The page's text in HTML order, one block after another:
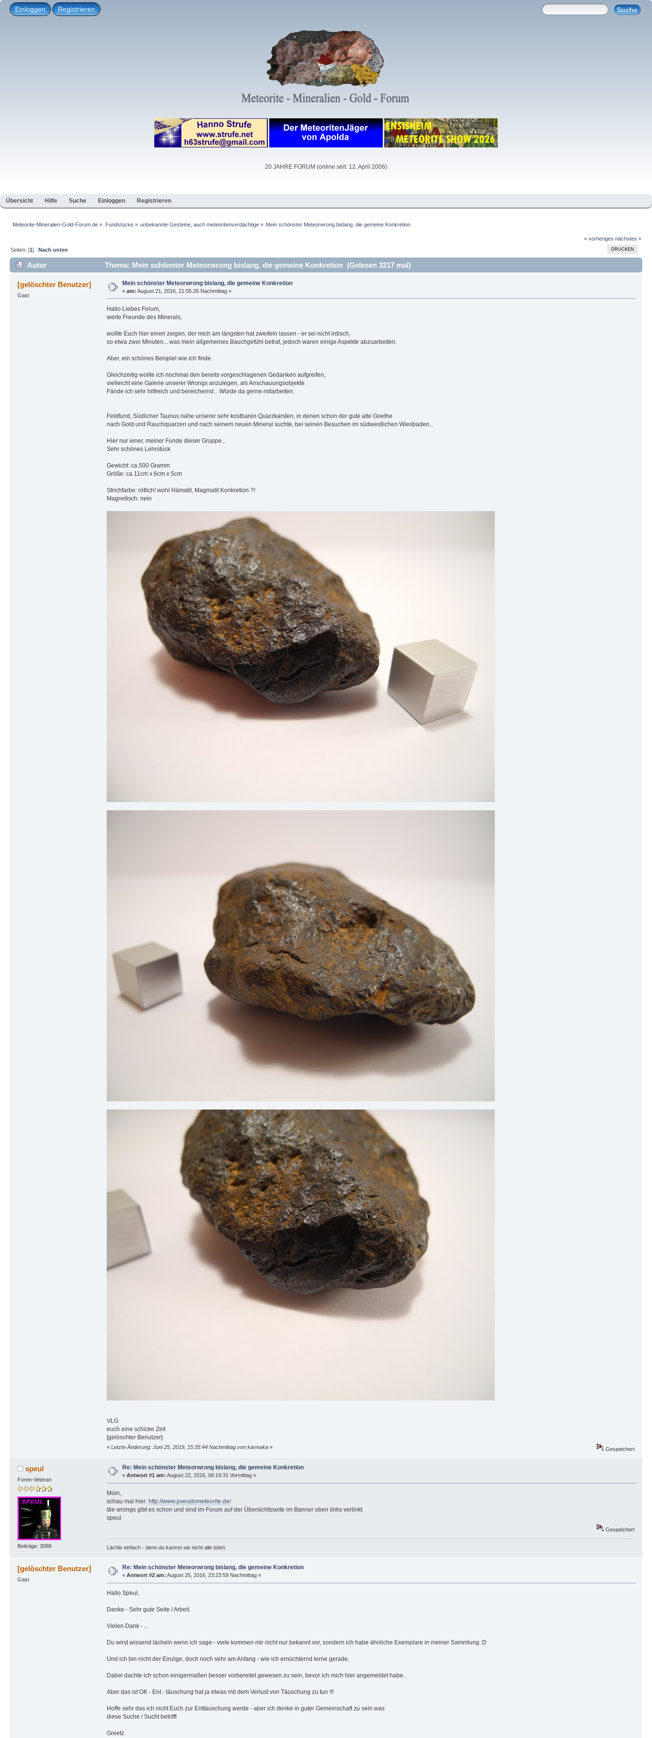
Einloggen Registrieren
20 JAHRE FORUM (online seit: 12. April 2006)
Übersicht Hilfe Suche Einloggen Registrieren
Meteorite-Mineralien-Gold-Forum.de » Fundstücke» unbekannte Gesteine, auch meteoritenverdächtige» Mein schönster Meteorwrong bislang, die gemeine Konkretion
« vorheriges nächstes »
DRUCKEN
Seiten: [1]Nach unten
Autor Thema: Mein schönster Meteorwrong bislang, die gemeine Konkretion (Gelesen 3217 mal)
[gelöschter Benutzer]
Gast
Mein schönster Meteorwrong bislang, die gemeine Konkretion
« am: August 21, 2016, 21:05:26 Nachmittag »
Hallo Liebes Forum,
werte Freunde des Minerals,
wollte Euch hier einen zeigen, der mich am längsten hat zweifeln lassen - er sei nicht irdisch,
so etwa zwei Minuten... was mein allgemeines Bauchgefühl betraf, jedoch waren einige Aspekte abzuarbeiten.
Aber, ein schönes Beispiel wie ich finde.
Gleichzeitig wollte ich nochmal den bereits vorgeschlagenen Gedanken aufgreifen,
vielleicht eine Galerie unserer Wrongs anzulegen, als Anschauungsobjekte.
Fände ich sehr hilfreich und bereichernd... Würde da gerne mitarbeiten.
Feldfund, Südlicher Taunus nahe unserer sehr kostbaren Quarzkarsten, in denen schon der gute alte Goethe
nach Gold und Rauchquarzen und nach seinem neuen Mineral suchte, bei seinen Besuchen im südwestlichen Wiesbaden...
Hier nur einer, meiner Funde dieser Gruppe...
Sehr schönes Lehrstück.
Gewicht: ca.500 Gramm
Größe: ca.11cm x 6cm x 5cm
Strichfarbe: rötlich! wohl Hämatit, Magmatit Konkretion ?!
Magnetisch: nein
VLG
euch eine schicke Zeit
[gelöschter Benutzer]
« Letzte Änderung: Juni 25, 2019, 15:35:44 Nachmittag von karmaka» Gespeichert
speul
Foren-Veteran
Beiträge: 3088
Re: Mein schönster Meteorwrong bislang, die gemeine Konkretion
« Antwort #1 am: August 22, 2016, 06:19:31 Vormittag »
Moin,
schau mal hier: http://www.pseudometeorite.de/
die wrongs gibt es schon und sind im Forum auf der Übersichtsseite im Banner oben links verlinkt
speul
Gespeichert
Lächle einfach - denn du kannst sie nicht alle töten
[gelöschter Benutzer]
Gast
Re: Mein schönster Meteorwrong bislang, die gemeine Konkretion
« Antwort #2 am: August 25, 2016, 23:23:59 Nachmittag »
Hallo Speul,
Danke - Sehr gute Seite / Arbeit.
Vielen Dank - ...
Du wirst wissend lächeln wenn ich sage - viele kommen mir nicht nur bekannt vor, sondern ich habe ähnliche Exemplare in meiner Sammlung :D
Und ich bin nicht der Einzige, doch noch sehr am Anfang - wie ich ernüchternd lerne gerade.
Dabei dachte ich schon einigermaßen besser vorbereitet gewesen zu sein, bevor ich mich hier angemeldet habe..
Aber das ist OK - Ent - täuschung hat ja etwas mit dem Verlust von Täuschung zu tun !!!
Hoffe sehr das ich nicht Euch zur Enttäuschung werde - aber ich denke in guter Gemeinschaft zu sein was
diese Suche / Sucht betrifft
Greetz